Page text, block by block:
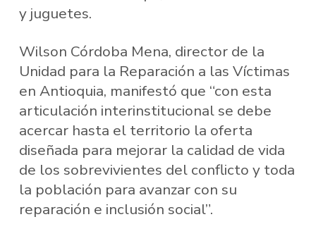
y juguetes.
Wilson Córdoba Mena, director de la
Unidad para la Reparación a las Víctimas
en Antioquia, manifestó que “con esta
articulación interinstitucional se debe
acercar hasta el territorio la oferta
diseñada para mejorar la calidad de vida
de los sobrevivientes del conflicto y toda
la población para avanzar con su
reparación e inclusión social”.